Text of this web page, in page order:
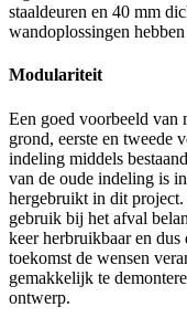
staaldeuren en 40 mm
wandoplossingen
Modulariteit
Een goed voorbeeld van
grond, eerste en tweede
indeling middels
van de oude indeling is
hergebruikt in dit project.
gebruik bij het afval
keer herbruikbaar en
toekomst de wensen
gemakkelijk te
ontwerp.